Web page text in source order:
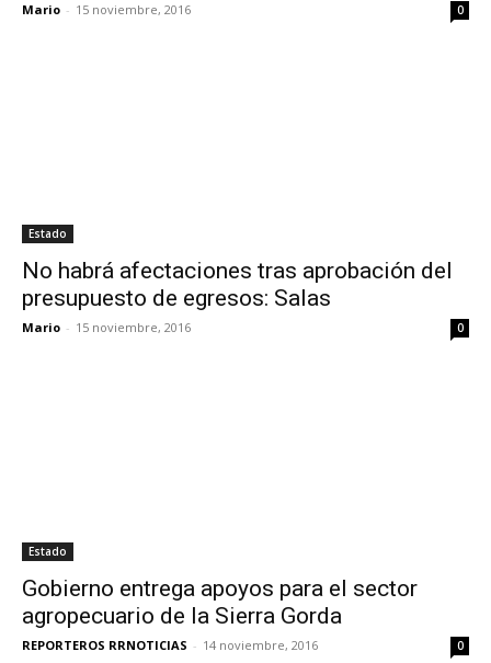
Mario - 15 noviembre, 2016 0
Estado
No habrá afectaciones tras aprobación del
presupuesto de egresos: Salas
Mario - 15 noviembre, 2016 0
Estado
Gobierno entrega apoyos para el sector
agropecuario de la Sierra Gorda
REPORTEROS RRNOTICIAS - 14 noviembre, 2016 0